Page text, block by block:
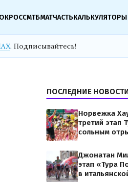
МТБМАТЧАСТЬКАЛЬКУЛЯТОРЫ
. Подписывайтесь!
ПОСЛЕДНИЕ
Норвежка
третий этап
сольным
Джонатан
этап «Тура
в